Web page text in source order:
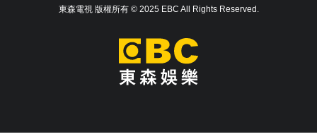
東森電視 版權所有 © 2025 EBC All Rights Reserved.